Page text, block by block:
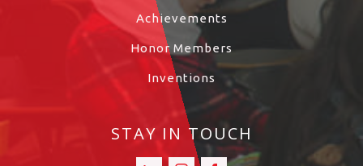
Achievements
Honor Members
Inventions
STAY IN TOUCH